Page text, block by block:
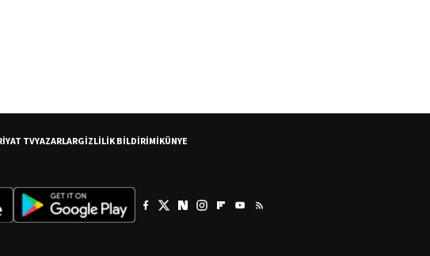
TVYAZARLARGİZLİLİK BİLDİRİMİKÜNYE